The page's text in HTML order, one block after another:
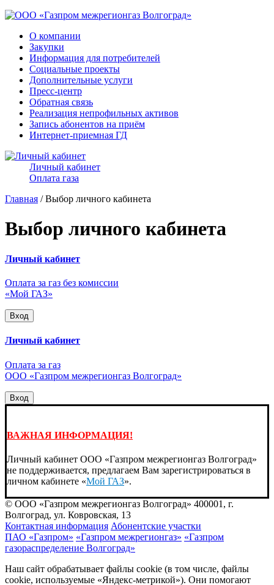
О компании
Закупки
Информация для потребителей
Социальные проекты
Дополнительные услуги
Пресс-центр
Обратная связь
Реализация непрофильных активов
Запись абонентов на приём
Интернет-приемная ГД
Личный кабинет
Оплата газа
Главная / Выбор личного кабинета
Выбор личного кабинета
Личный кабинет
Оплата за газ без комиссии
«Мой ГАЗ»
Вход
Личный кабинет
Оплата за газ
ООО «Газпром межрегионгаз Волгоград»
Вход
ВАЖНАЯ ИНФОРМАЦИЯ!
Личный кабинет ООО «Газпром межрегионгаз Волгоград»
не поддерживается, предлагаем Вам зарегистрироваться в
личном кабинете «Мой ГАЗ».
© ООО «Газпром межрегионгаз Волгоград» 400001, г.
Волгоград, ул. Ковровская, 13
Контактная информация Абонентские участки
ПАО «Газпром» «Газпром межрегионгаз» «Газпром
газораспределение Волгоград»
Наш сайт обрабатывает файлы cookie (в том числе, файлы
cookie, используемые «Яндекс-метрикой»). Они помогают